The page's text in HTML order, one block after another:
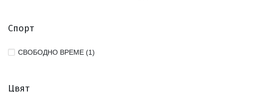
Спорт
СВОБОДНО ВРЕМЕ (1)
Цвят